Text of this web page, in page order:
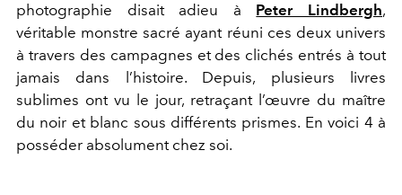
photographie disait adieu à Peter Lindbergh,
véritable monstre sacré ayant réuni ces deux univers
à travers des campagnes et des clichés entrés à tout
jamais dans l’histoire. Depuis, plusieurs livres
sublimes ont vu le jour, retraçant l’œuvre du maître
du noir et blanc sous différents prismes. En voici 4 à
posséder absolument chez soi.